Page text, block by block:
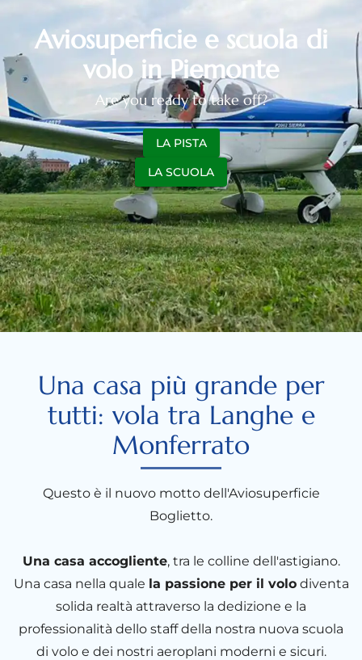
Aviosuperficie e scuola di
volo in Piemonte
Are you ready to take off?
LA PISTA
LA SCUOLA
Una casa più grande per
tutti: vola tra Langhe e
Monferrato
Questo è il nuovo motto dell'Aviosuperficie
Boglietto.
Una casa accogliente, tra le colline dell'astigiano.
Una casa nella quale la passione per il volodiventa
solida realtà attraverso la dedizione e la
professionalità dello staff della nostra nuova scuola
di volo e dei nostri aeroplani moderni e sicuri.